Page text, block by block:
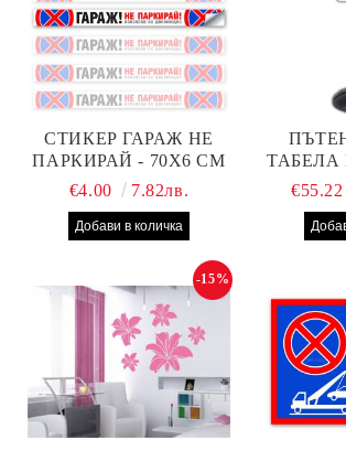
СТИКЕР ГАРАЖ НЕ
ПАРКИРАЙ - 70Х6 СМ
€4.00
7.82лв.
ТАБЕЛА
€55.22
-15%